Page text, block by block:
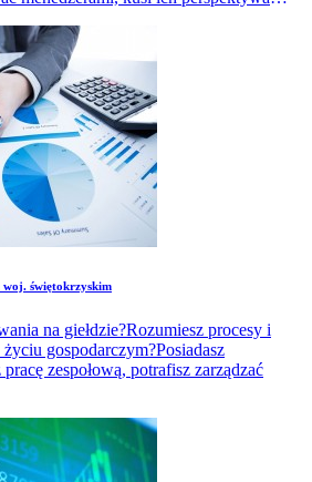
woj. świętokrzyskim
na giełdzie?Rozumiesz procesy i
gospodarczym?Posiadasz
zespołową, potrafisz zarządzać